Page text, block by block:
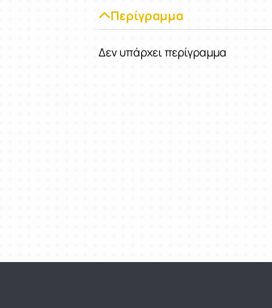
Περίγραμμα
Δεν υπάρχει περίγραμμα